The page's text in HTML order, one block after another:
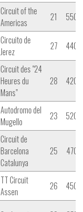
Circuit of the
Americas
21
5500
Circuito de
Jerez
27 4400
Circuit des "24
Heures du
Mans”
28 4200
Autodromo del
Mugello
23 5200
Circuit de
Barcelona
Catalunya
25 4700
TT Circuit
Assen
26
4500